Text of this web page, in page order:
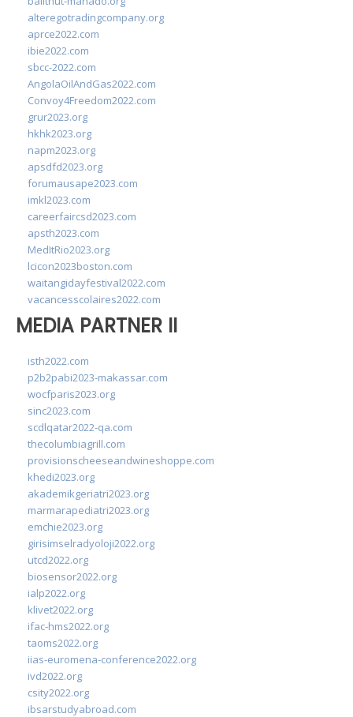
alteregotradingcompany.org
aprce2022.com
ibie2022.com
sbcc-2022.com
AngolaOilAndGas2022.com
Convoy4Freedom2022.com
grur2023.org
hkhk2023.org
napm2023.org
apsdfd2023.org
forumausape2023.com
imkl2023.com
careerfaircsd2023.com
apsth2023.com
MedItRio2023.org
lcicon2023boston.com
waitangidayfestival2022.com
vacancesscolaires2022.com
MEDIA PARTNER II
isth2022.com
p2b2pabi2023-makassar.com
wocfparis2023.org
sinc2023.com
scdlqatar2022-qa.com
thecolumbiagrill.com
provisionscheeseandwineshoppe.com
khedi2023.org
akademikgeriatri2023.org
marmarapediatri2023.org
emchie2023.org
girisimselradyoloji2022.org
utcd2022.org
biosensor2022.org
ialp2022.org
klivet2022.org
ifac-hms2022.org
taoms2022.org
iias-euromena-conference2022.org
ivd2022.org
csity2022.org
ibsarstudyabroad.com